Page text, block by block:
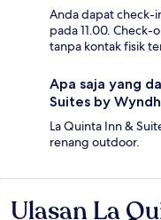
Anda dapat check-
pada 11.00.
tanpa kontak fisik
Apa saja yang
Suites by
La Quinta Inn &
renang outdoor.
Ulasan
Ulasan La